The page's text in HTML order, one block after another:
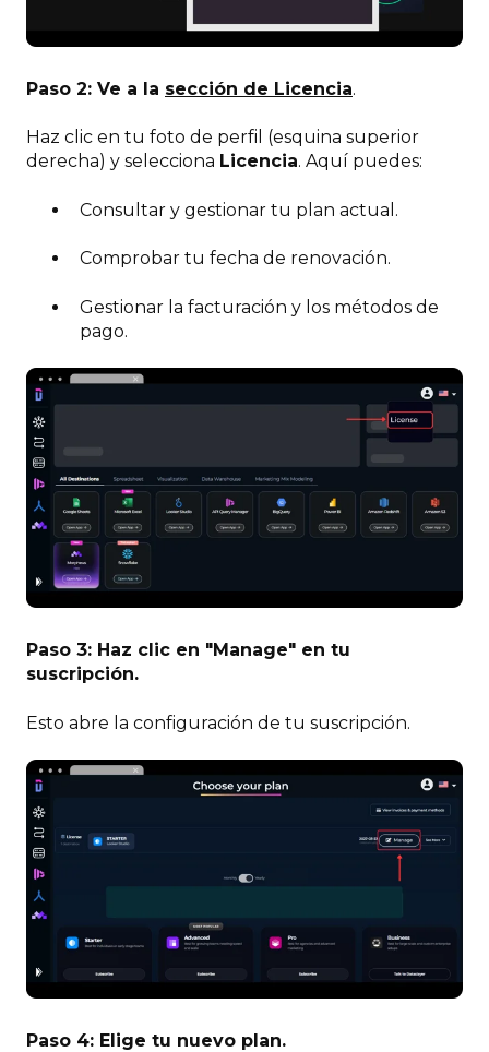
Paso 2: Ve a la sección de Licencia.
Haz clic en tu foto de perfil (esquina superior
derecha) y selecciona Licencia. Aquí puedes:
Consultar y gestionar tu plan actual.
Comprobar tu fecha de renovación.
Gestionar la facturación y los métodos de
pago.
Paso 3: Haz clic en "Manage" en tu
suscripción.
Esto abre la configuración de tu suscripción.
Paso 4: Elige tu nuevo plan.